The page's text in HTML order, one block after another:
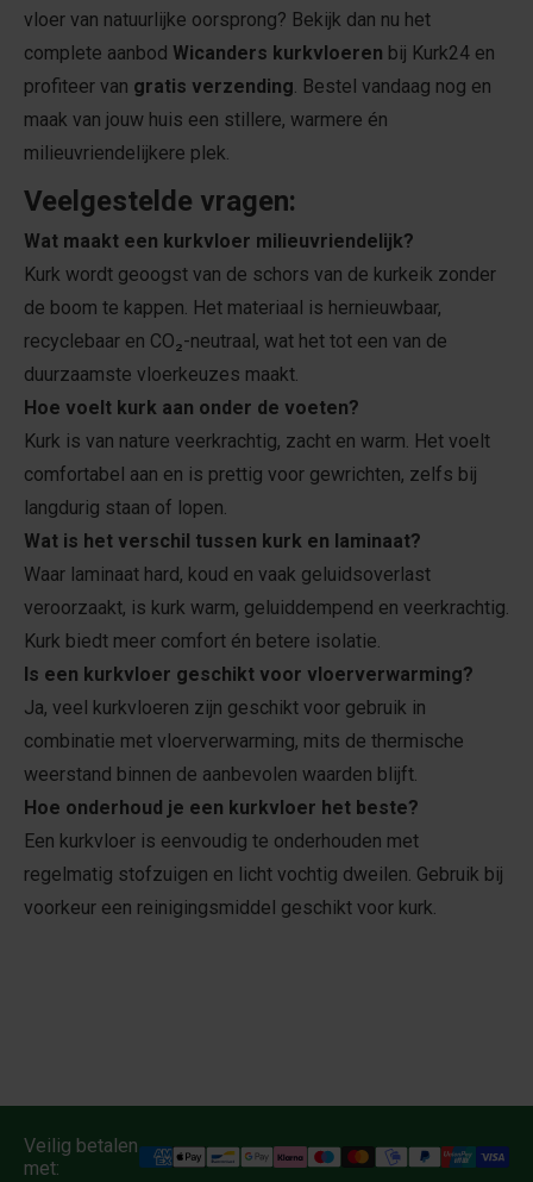
vloer van natuurlijke oorsprong? Bekijk dan nu het
complete aanbod Wicanders kurkvloeren bij Kurk24 en
profiteer van gratis verzending. Bestel vandaag nog en
maak van jouw huis een stillere, warmere én
milieuvriendelijkere plek.
Veelgestelde vragen:
Wat maakt een kurkvloer milieuvriendelijk?
Kurk wordt geoogst van de schors van de kurkeik zonder
de boom te kappen. Het materiaal is hernieuwbaar,
recyclebaar en CO₂-neutraal, wat het tot een van de
duurzaamste vloerkeuzes maakt.
Hoe voelt kurk aan onder de voeten?
Kurk is van nature veerkrachtig, zacht en warm. Het voelt
comfortabel aan en is prettig voor gewrichten, zelfs bij
langdurig staan of lopen.
Wat is het verschil tussen kurk en laminaat?
Waar laminaat hard, koud en vaak geluidsoverlast
veroorzaakt, is kurk warm, geluiddempend en veerkrachtig.
Kurk biedt meer comfort én betere isolatie.
Is een kurkvloer geschikt voor vloerverwarming?
Ja, veel kurkvloeren zijn geschikt voor gebruik in
combinatie met vloerverwarming, mits de thermische
weerstand binnen de aanbevolen waarden blijft.
Hoe onderhoud je een kurkvloer het beste?
Een kurkvloer is eenvoudig te onderhouden met
regelmatig stofzuigen en licht vochtig dweilen. Gebruik bij
voorkeur een reinigingsmiddel geschikt voor kurk.
Veilig betalen
met: